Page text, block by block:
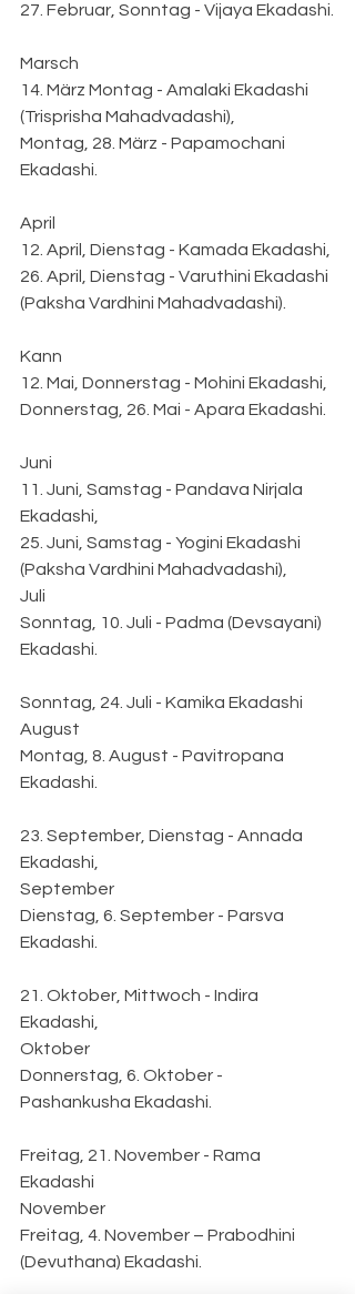
27. Februar, Sonntag - Vijaya Ekadashi.
Marsch
14. März Montag - Amalaki Ekadashi
(Trisprisha Mahadvadashi),
Montag, 28. März - Papamochani
Ekadashi.
April
12. April, Dienstag - Kamada Ekadashi,
26. April, Dienstag - Varuthini Ekadashi
(Paksha Vardhini Mahadvadashi).
Kann
12. Mai, Donnerstag - Mohini Ekadashi,
Donnerstag, 26. Mai - Apara Ekadashi.
Juni
11. Juni, Samstag - Pandava Nirjala
Ekadashi,
25. Juni, Samstag - Yogini Ekadashi
(Paksha Vardhini Mahadvadashi),
Juli
Sonntag, 10. Juli - Padma (Devsayani)
Ekadashi.
Sonntag, 24. Juli - Kamika Ekadashi
August
Montag, 8. August - Pavitropana
Ekadashi.
23. September, Dienstag - Annada
Ekadashi,
September
Dienstag, 6. September - Parsva
Ekadashi.
21. Oktober, Mittwoch - Indira
Ekadashi,
Oktober
Donnerstag, 6. Oktober -
Pashankusha Ekadashi.
Freitag, 21. November - Rama
Ekadashi
November
Freitag, 4. November – Prabodhini
(Devuthana) Ekadashi.